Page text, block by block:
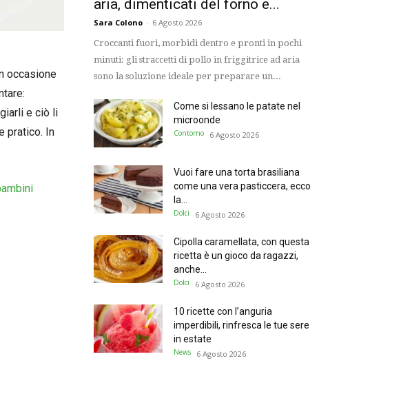
occasione
e ciò li
pratico. In
aria, dimenticati del forno e...
Sara Colono - 6 Agosto 2026
Croccanti fuori, morbidi dentro e pronti in pochi
minuti: gli straccetti di pollo in friggitrice ad aria
sono la soluzione ideale per preparare un...
Come si lessano le patate nel
microonde
Contorno 6 Agosto 2026
Vuoi fare una torta brasiliana
come una vera pasticcera, ecco
la...
Dolci 6 Agosto 2026
Cipolla caramellata, con questa
ricetta è un gioco da ragazzi,
anche...
Dolci 6 Agosto 2026
10 ricette con l’anguria
imperdibili, rinfresca le tue sere
in estate
News 6 Agosto 2026